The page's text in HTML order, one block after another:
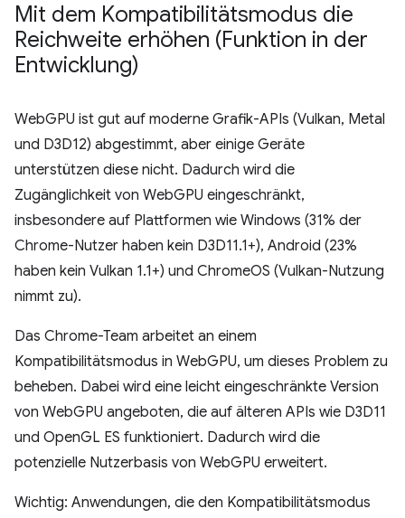
Mit dem Kompatibilitätsmodus die
Reichweite erhöhen (Funktion in der
Entwicklung)
WebGPU ist gut auf moderne Grafik-APIs (Vulkan, Metal
und D3D12) abgestimmt, aber einige Geräte
unterstützen diese nicht. Dadurch wird die
Zugänglichkeit von WebGPU eingeschränkt,
insbesondere auf Plattformen wie Windows (31% der
Chrome-Nutzer haben kein D3D11.1+), Android (23%
haben kein Vulkan 1.1+) und ChromeOS (Vulkan-Nutzung
nimmt zu).
Das Chrome-Team arbeitet an einem
Kompatibilitätsmodus in WebGPU, um dieses Problem zu
beheben. Dabei wird eine leicht eingeschränkte Version
von WebGPU angeboten, die auf älteren APIs wie D3D11
und OpenGL ES funktioniert. Dadurch wird die
potenzielle Nutzerbasis von WebGPU erweitert.
Wichtig: Anwendungen, die den Kompatibilitätsmodus